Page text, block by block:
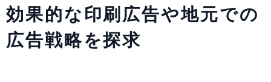
効果的な印刷広告や地元での
広告戦略を探求